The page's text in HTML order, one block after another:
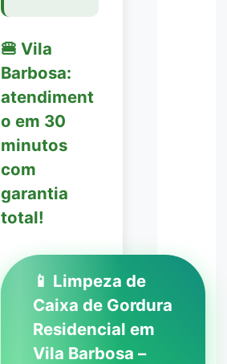
🍔 Vila
Barbosa:
atendiment
o em 30
minutos
com
garantia
total!
📱 Limpeza de
Caixa de Gordura
Residencial em
Vila Barbosa –